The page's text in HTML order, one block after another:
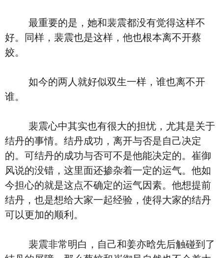
最重要的是，她和裴震都没有觉得这样不
好。同样，裴震也是这样，他也根本离不开蔡
姣。
如今的两人就好似双生一样，谁也离不开
谁。
裴震心中其实也有很大的担忧，尤其是关于
结丹的事情。结丹成功，离开与否是自己决定
的。可结丹的成功与否可不是他能决定的。崔御
风说的没错，这里面还掺杂着一定的运气。他如
今担心的就是这点不确定的运气因素。他想提前
结丹，也是想给大家一起经验，使得大家的结丹
可以更加的顺利。
裴震非常明白，自己和姜亦晗先后触碰到了